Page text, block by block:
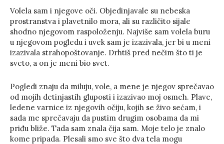
Volela sam i njegove oči. Objedinjavale su nebeska
prostranstva i plavetnilo mora, ali su različito sijale
shodno njegovom raspoloženju. Najviše sam volela buru
u njegovom pogledu i uvek sam je izazivala, jer bi u meni
izazivala strahopoštovanje. Drhtiš pred nečim što ti je
sveto, a on je meni bio svet.
Pogledi znaju da miluju, vole, a mene je njegov sprečavao
od mojih detinjastih gluposti i izazivao moj osmeh. Plave,
ledene varnice iz njegovih očiju, kojih se živo sećam, i
sada me sprečavaju da pustim drugim osobama da mi
priđu bliže. Tada sam znala čija sam. Moje telo je znalo
kome pripada. Plesali smo sve što dva tela mogu